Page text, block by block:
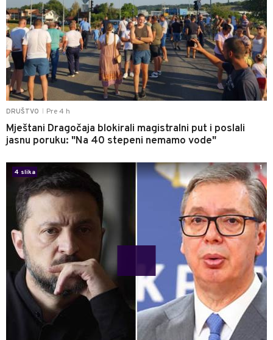
DRUŠTVO Pre 4 h
Mještani Dragočaja blokirali magistralni put i poslali
jasnu poruku: "Na 40 stepeni nemamo vode"
4 slika
1